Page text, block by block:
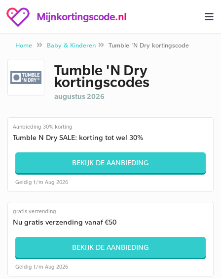
Mijnkortingscode.nl
Home Baby & Kinderen Tumble 'N Dry kortingscode
Tumble 'N Dry
kortingscodes
augustus 2026
Aanbieding 30% korting
Tumble N Dry SALE: korting tot wel 30%
BEKIJK DE AANBIEDING
Geldig t/m Aug 2026
gratis verzending
Nu gratis verzending vanaf €50
BEKIJK DE AANBIEDING
Geldig t/m Aug 2026